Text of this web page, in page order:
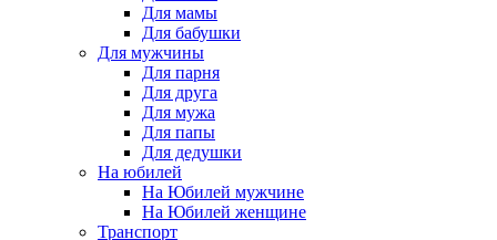
Для мамы
Для бабушки
Для мужчины
Для парня
Для друга
Для мужа
Для папы
Для дедушки
На юбилей
На Юбилей мужчине
На Юбилей женщине
Транспорт